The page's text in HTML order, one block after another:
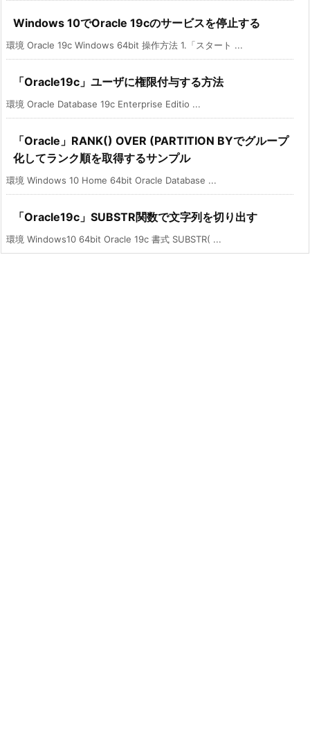
Windows 10でOracle 19cのサービスを停止する
環境 Oracle 19c Windows 64bit 操作方法 1.「スタート ...
「Oracle19c」ユーザに権限付与する方法
環境 Oracle Database 19c Enterprise Editio ...
「Oracle」RANK() OVER (PARTITION BYでグループ
化してランク順を取得するサンプル
環境 Windows 10 Home 64bit Oracle Database ...
「Oracle19c」SUBSTR関数で文字列を切り出す
環境 Windows10 64bit Oracle 19c 書式 SUBSTR( ...